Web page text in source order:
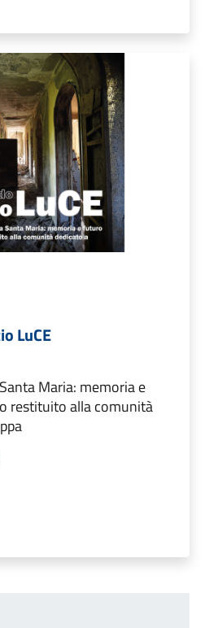
LuCE
Maria: memoria e
restituito alla comunità